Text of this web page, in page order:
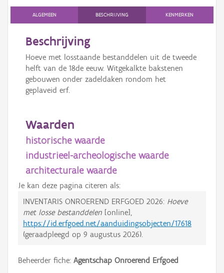
ALGEMEEN BESCHRIJVING KENMERKEN
Beschrijving
Hoeve met losstaande bestanddelen uit de tweede
helft van de 18de eeuw. Witgekalkte bakstenen
gebouwen onder zadeldaken rondom het
geplaveid erf.
Waarden
historische waarde
industrieel-archeologische waarde
architecturale waarde
Je kan deze pagina citeren als:
INVENTARIS ONROEREND ERFGOED 2026: Hoeve
met losse bestanddelen [online],
https://id.erfgoed.net/aanduidingsobjecten/17618
(geraadpleegd op 9 augustus 2026).
Beheerder fiche: Agentschap Onroerend Erfgoed